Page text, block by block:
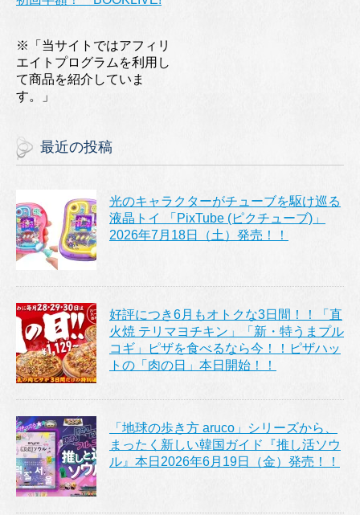
※「当サイトではアフィリ
エイトプログラムを利用し
て商品を紹介していま
す。」
最近の投稿
光のキャラクターがチューブを駆け巡る
液晶トイ 「PixTube (ピクチューブ)」
2026年7月18日（土）発売！！
好評につき6月もオトクな3日間！！「直
火焼 テリマヨチキン」「新・特うまプル
コギ」ピザを食べるなら今！！ピザハッ
トの「肉の日」本日開始！！
「地球の歩き方 aruco」シリーズから、
まったく新しい韓国ガイド『推し活ソウ
ル』本日2026年6月19日（金）発売！！